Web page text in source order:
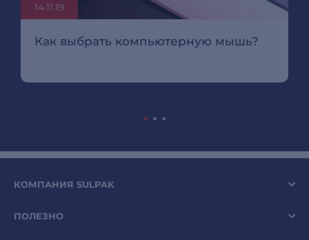
14.11.19
Как выбрать компьютерную мышь?
КОМПАНИЯ SULPAK
ПОЛЕЗНО